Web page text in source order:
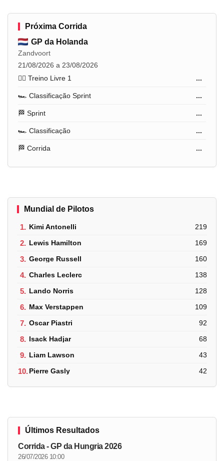
Próxima Corrida
GP da Holanda
Zandvoort
21/08/2026 a 23/08/2026
🏋️‍♂️ Treino Livre 1
...
🏎️ Classificação Sprint ...
🏁 Sprint ...
🏎️ Classificação ...
🏁 Corrida ...
Mundial de Pilotos
1. Kimi Antonelli 219
2. Lewis Hamilton 169
3. George Russell 160
4. Charles Leclerc 138
5. Lando Norris 128
6. Max Verstappen 109
7. Oscar Piastri 92
8. Isack Hadjar 68
9. Liam Lawson 43
10.Pierre Gasly 42
Últimos Resultados
Corrida - GP da Hungria 2026
26/07/2026 10:00